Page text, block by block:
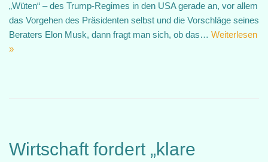
„Wüten“ – des Trump-Regimes in den USA gerade an, vor allem
das Vorgehen des Präsidenten selbst und die Vorschläge seines
Beraters Elon Musk, dann fragt man sich, ob das… Weiterlesen
»
Wirtschaft fordert „klare